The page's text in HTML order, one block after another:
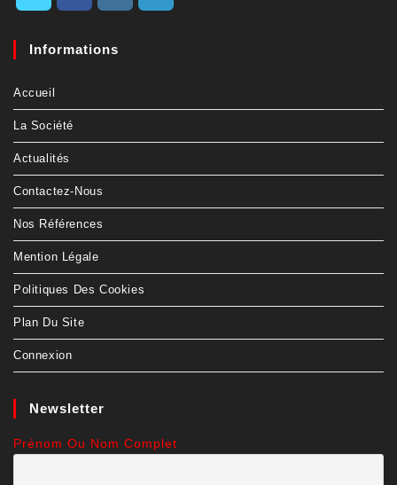
Informations
Accueil
La Société
Actualités
Contactez-Nous
Nos Références
Mention Légale
Politiques Des Cookies
Plan Du Site
Connexion
Newsletter
Prénom Ou Nom Complet